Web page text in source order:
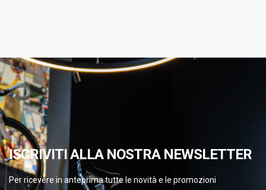
ISCRIVITI ALLA NOSTRA NEWSLETTER
Per ricevere in anteprima tutte le novità e le promozioni